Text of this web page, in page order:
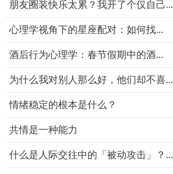
朋友圈装快乐太累？我开了个仅自己...
心理学视角下的星座配对：如何找...
酒后行为心理学：春节假期中的酒...
为什么我对别人那么好，他们却不喜...
情绪稳定的根本是什么？
共情是一种能力
什么是人际交往中的「被动攻击」？...